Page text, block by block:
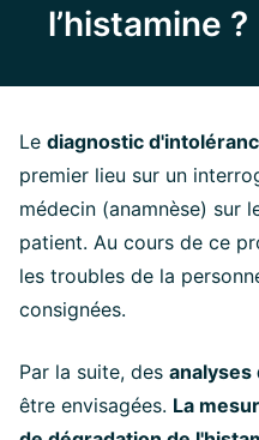
l’histamine ?
Le diagnostic
premier lieu sur un
médecin (anamnèse) sur
patient. Au cours de ce
les troubles de la
consignées.
Par la suite, des analyses
être envisagées. La